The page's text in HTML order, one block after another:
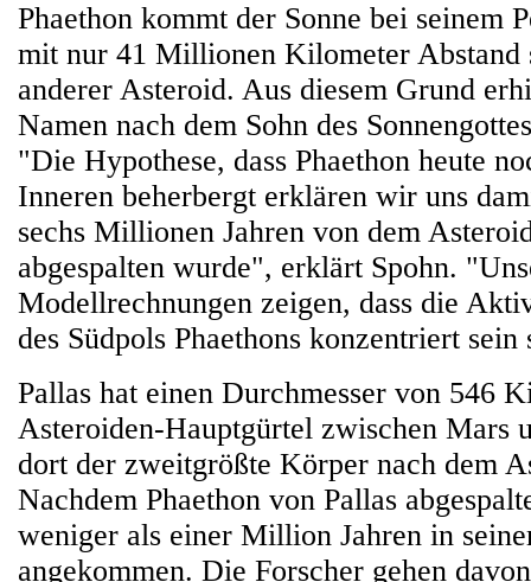
Phaethon kommt der Sonne bei seinem
mit nur 41 Millionen Kilometer Abstand
anderer Asteroid. Aus diesem Grund
Namen nach dem Sohn des
"Die Hypothese, dass Phaethon heute
Inneren beherbergt erklären wir uns
sechs Millionen Jahren von dem
abgespalten wurde", erklärt Spohn.
Modellrechnungen zeigen, dass die
des Südpols Phaethons konzentriert
Pallas hat einen Durchmesser von 546
Asteroiden-Hauptgürtel zwischen Mars
dort der zweitgrößte Körper nach dem
Nachdem Phaethon von Pallas
weniger als einer Million Jahren in
angekommen. Die Forscher gehen